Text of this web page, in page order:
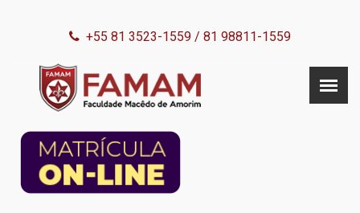
+55 81 3523-1559 / 81 98811-1559